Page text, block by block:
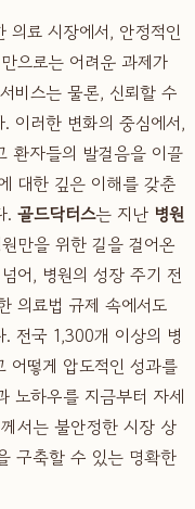
료 시장에서, 안정적인
으로는 어려운 과제가
비스는 물론, 신뢰할 수
이러한 변화의 중심에서,
환자들의 발걸음을 이끌
대한 깊은 이해를 갖춘
. 골드닥터스는 지난 병원
만을 위한 길을 걸어온
어, 병원의 성장 주기 전
의료법 규제 속에서도
전국 1,300개 이상의 병
어떻게 압도적인 성과를
노하우를 지금부터 자세
서는 불안정한 시장 상
구축할 수 있는 명확한